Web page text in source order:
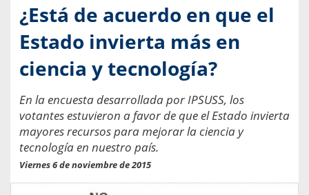
¿Está de acuerdo en que el
Estado invierta más en
ciencia y tecnología?
En la encuesta desarrollada por IPSUSS, los
votantes estuvieron a favor de que el Estado invierta
mayores recursos para mejorar la ciencia y
tecnología en nuestro país.
Viernes 6 de noviembre de 2015